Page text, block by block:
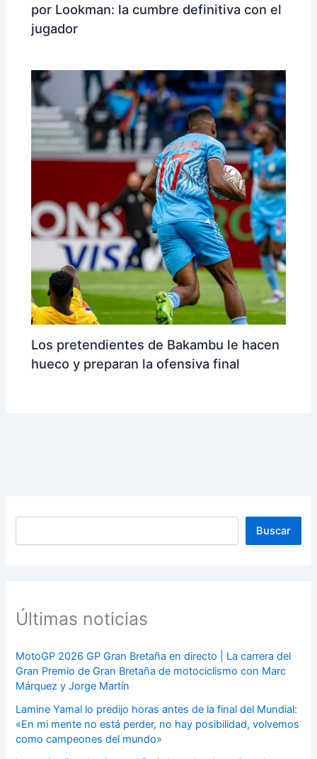
por Lookman: la cumbre definitiva con el
jugador
Los pretendientes de Bakambu le hacen
hueco y preparan la ofensiva final
Buscar
Buscar
Últimas noticias
MotoGP 2026 GP Gran Bretaña en directo | La carrera del
Gran Premio de Gran Bretaña de motociclismo con Marc
Márquez y Jorge Martín
Lamine Yamal lo predijo horas antes de la final del Mundial:
«En mi mente no está perder, no hay posibilidad, volvemos
como campeones del mundo»